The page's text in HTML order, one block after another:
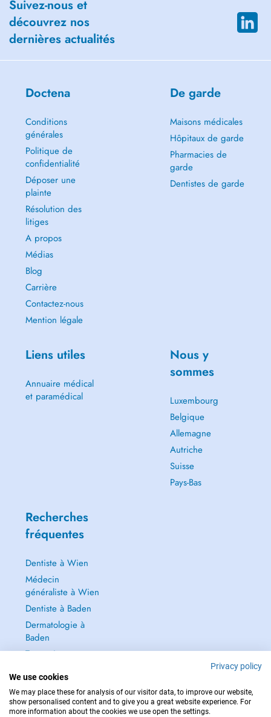
Suivez-nous et
découvrez nos
dernières actualités
Doctena
Conditions
générales
Politique de
confidentialité
Déposer une
plainte
Résolution des
litiges
A propos
Médias
Blog
Carrière
Contactez-nous
Mention légale
De garde
Maisons médicales
Hôpitaux de garde
Pharmacies de
garde
Dentistes de garde
Liens utiles
Annuaire médical
et paramédical
Nous y
sommes
Luxembourg
Belgique
Allemagne
Autriche
Suisse
Pays-Bas
Recherches
fréquentes
Dentiste à Wien
Médecin
généraliste à Wien
Dentiste à Baden
Dermatologie à
Baden
Tout voir →
Privacy policy
We use cookies
We may place these for analysis of our visitor data, to improve our website,
show personalised content and to give you a great website experience. For
more information about the cookies we use open the settings.